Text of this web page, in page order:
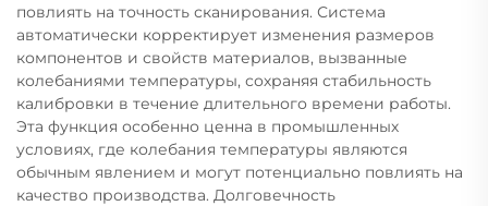
повлиять на точность сканирования. Система
автоматически корректирует изменения размеров
компонентов и свойств материалов, вызванные
колебаниями температуры, сохраняя стабильность
калибровки в течение длительного времени работы.
Эта функция особенно ценна в промышленных
условиях, где колебания температуры являются
обычным явлением и могут потенциально повлиять на
качество производства. Долговечность